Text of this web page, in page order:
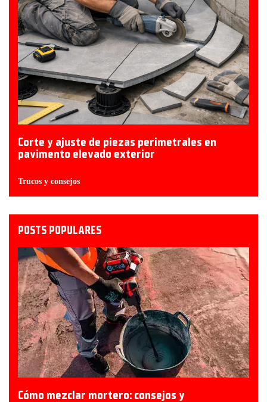
Corte y ajuste de piezas perimetrales en
pavimento elevado exterior
Trucos y consejos
POSTS POPULARES
Cómo mezclar mortero: consejos y